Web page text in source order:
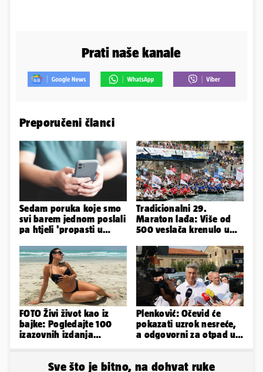
Prati naše kanale
Preporučeni članci
Sedam poruka koje smo
svi barem jednom poslali
pa htjeli 'propasti u
Tradicionalni 29.
Maraton lađa: Više od
500 veslača krenulo u
Domagoja
FOTO Živi život kao iz
bajke: Pogledajte 100
izazovnih izdanja
Plenković: Očevid će
pokazati uzrok nesreće,
a odgovorni za otpad u
Sve što je bitno, na dohvat ruke